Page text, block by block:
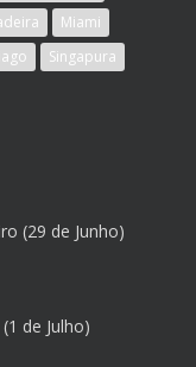
Miami
Singapura
(29 de Junho)
de Julho)